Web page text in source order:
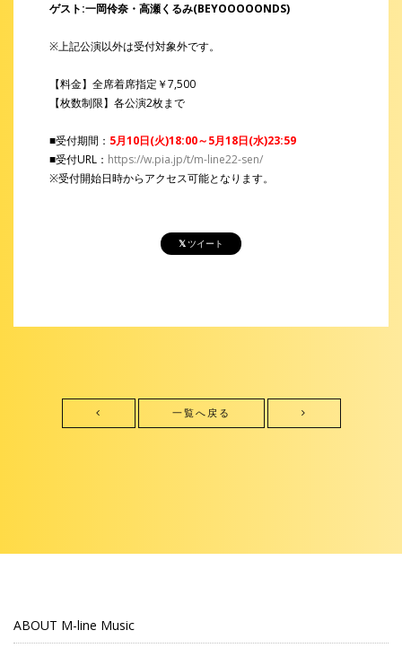
ゲスト:一岡伶奈・高瀬くるみ(BEYOOOOONDS)
※上記公演以外は受付対象外です。
【料金】全席着席指定￥7,500
【枚数制限】各公演2枚まで
■受付期間： 5月10日(火)18:00～5月18日(水)23:59
■受付URL： https://w.pia.jp/t/m-line22-sen/
※受付開始日時からアクセス可能となります。
ツイート
一覧へ戻る
ABOUT M-line Music